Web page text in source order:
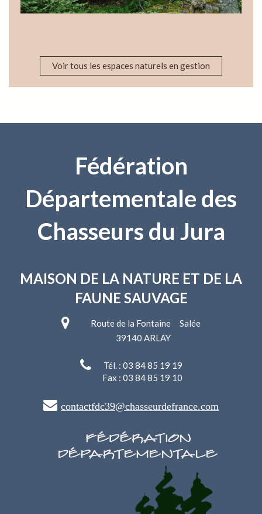
Voir tous les espaces naturels en gestion
Fédération
Départementale des
Chasseurs du Jura
MAISON DE LA NATURE ET DE LA
FAUNE SAUVAGE
Route de la Fontaine Salée
39140 ARLAY
Tél. : 03 84 85 19 19
Fax : 03 84 85 19 10
contactfdc39@chasseurdefrance.com